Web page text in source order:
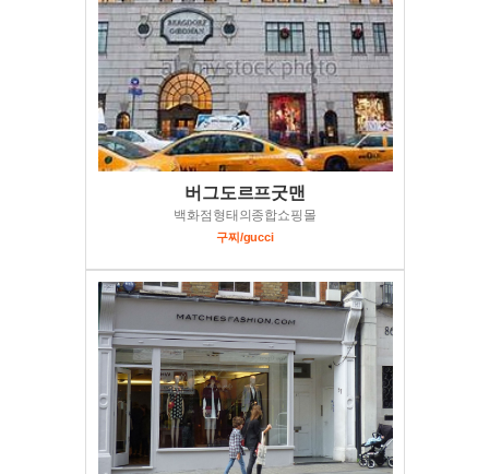
버그도르프굿맨
백화점형태의종합쇼핑몰
구찌/gucci